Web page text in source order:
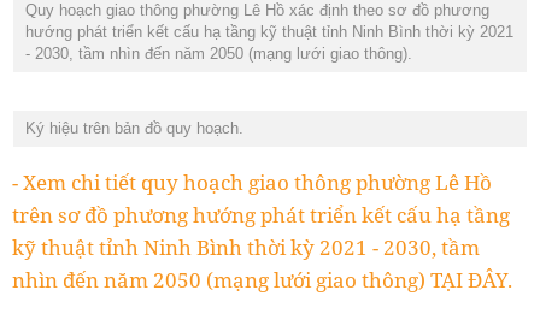
Quy hoạch giao thông phường Lê Hồ xác định theo sơ đồ phương
hướng phát triển kết cấu hạ tầng kỹ thuật tỉnh Ninh Bình thời kỳ 2021
- 2030, tầm nhìn đến năm 2050 (mạng lưới giao thông).
Ký hiệu trên bản đồ quy hoạch.
- Xem chi tiết quy hoạch giao thông phường Lê Hồ
trên sơ đồ phương hướng phát triển kết cấu hạ tầng
kỹ thuật tỉnh Ninh Bình thời kỳ 2021 - 2030, tầm
nhìn đến năm 2050 (mạng lưới giao thông) TẠI ĐÂY.